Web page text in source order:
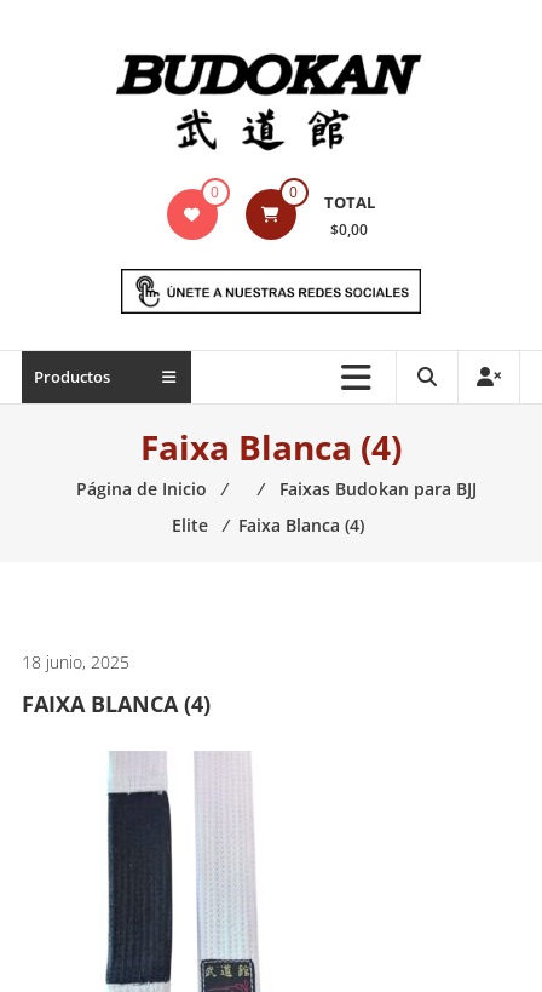
Indumentaria
marciales
Todo
necesario
0 0 TOTAL
$0,00
Productos
Faixa Blanca (4)
Página de Inicio ⁄ ⁄
Faixas Budokan para BJJ
Elite
⁄ Faixa Blanca (4)
18 junio, 2025
FAIXA BLANCA (4)